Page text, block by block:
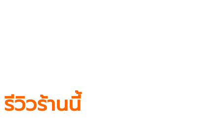
รีวิวร้านนี้